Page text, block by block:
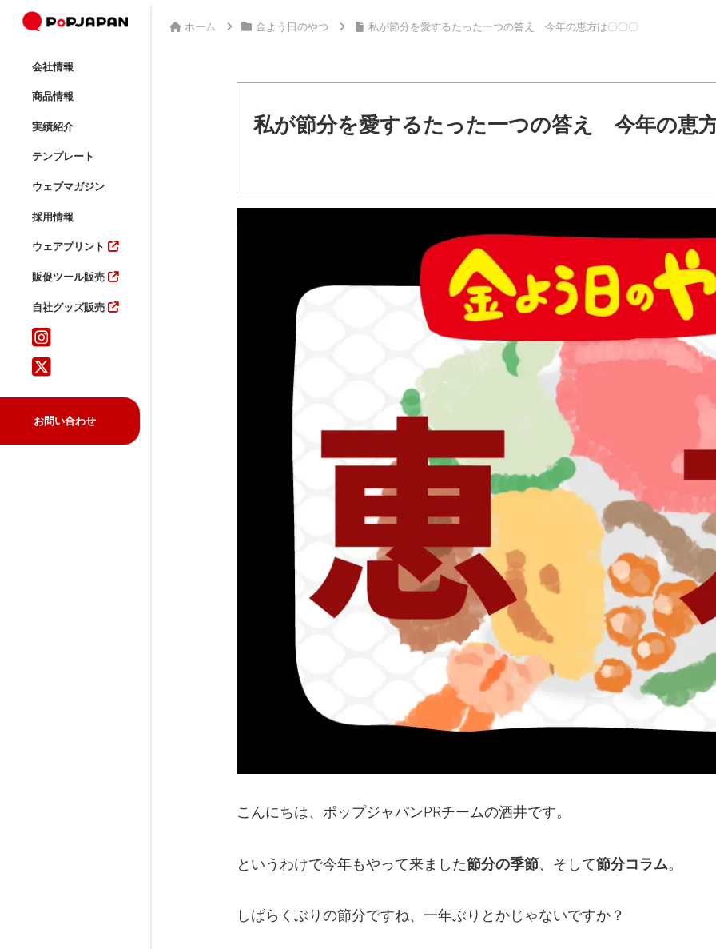
会社情報
商品情報
実績紹介
テンプレート
ウェブマガジン
採用情報
ウェアプリント
販促ツール販売
自社グッズ販売
お問い合わせ
ホーム 金よう日のやつ 私が節分を愛するたった一つの答え 今年の恵方は〇〇〇
私が節分を愛するたった一つの答え 今年の恵
こんにちは、ポップジャパンPRチームの酒井です。
というわけで今年もやって来ました節分の季節、そして節分コラム。
しばらくぶりの節分ですね、一年ぶりとかじゃないですか？